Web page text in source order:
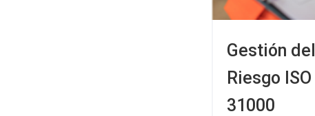
Gestión del
Riesgo ISO
31000